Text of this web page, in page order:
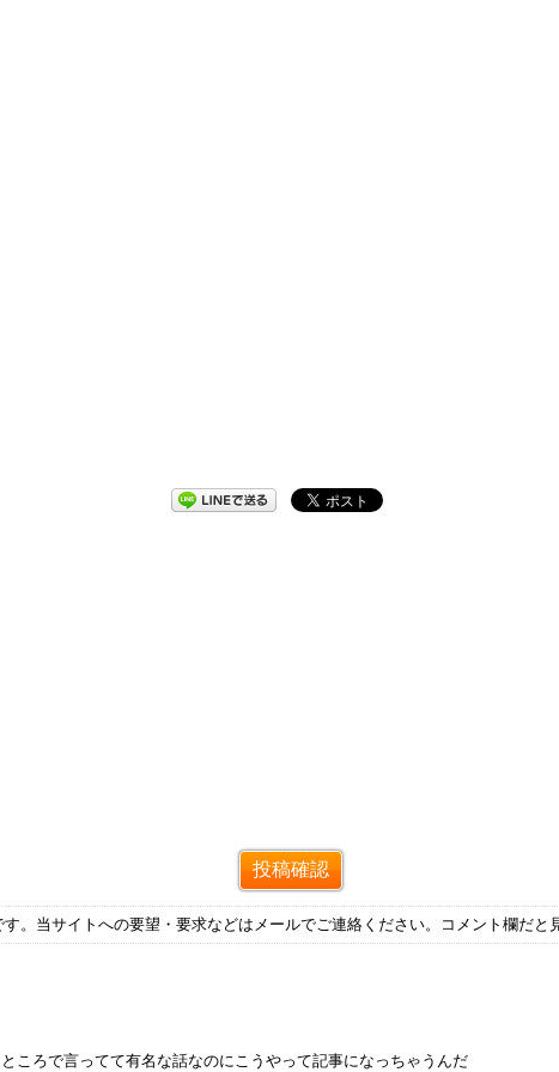
。当サイトへの要望・要求などはメールでご連絡ください。コメント欄だと
ころで言ってて有名な話なのにこうやって記事になっちゃうんだ